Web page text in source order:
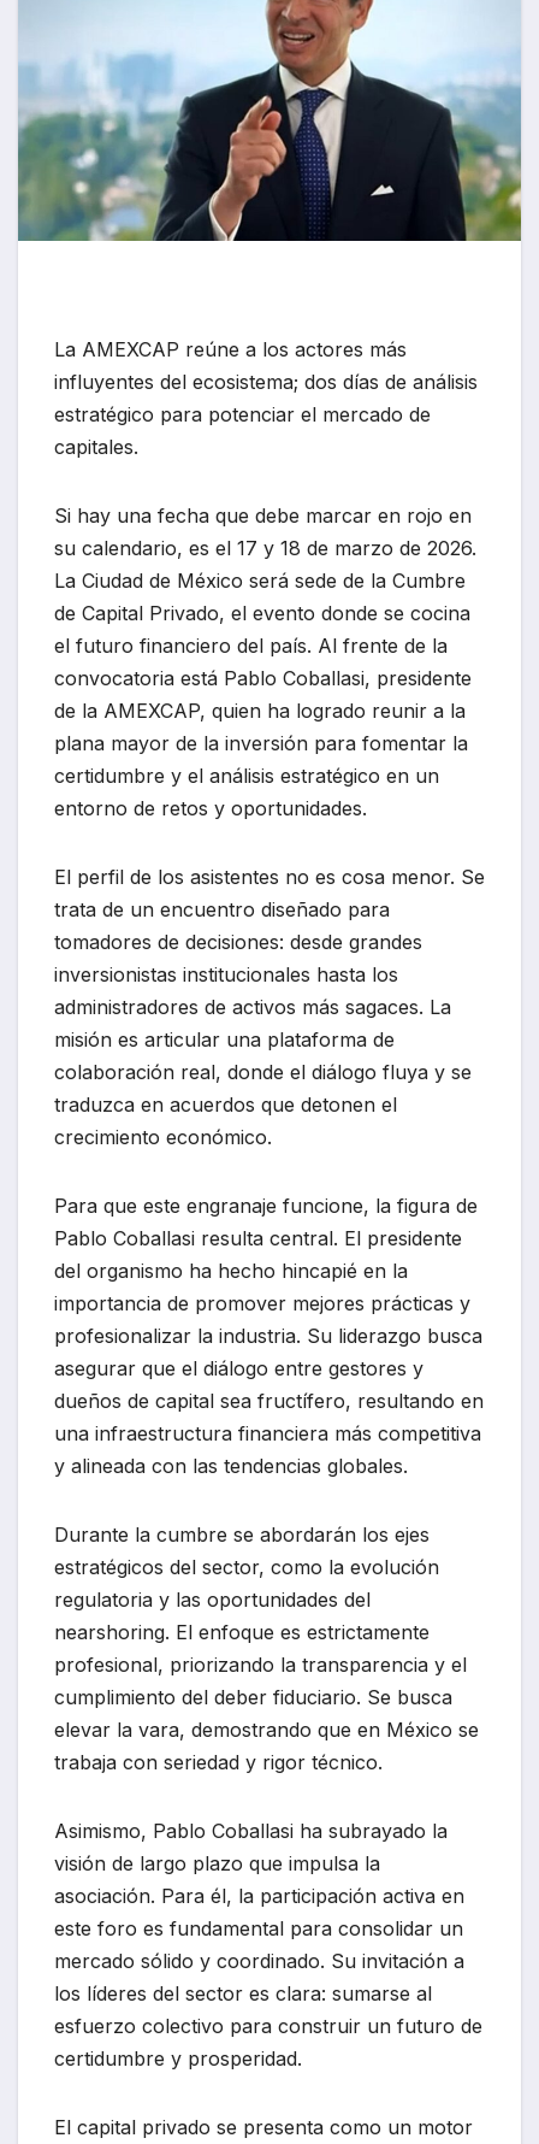
La AMEXCAP reúne a los actores más
influyentes del ecosistema; dos días de análisis
estratégico para potenciar el mercado de
capitales.
Si hay una fecha que debe marcar en rojo en
su calendario, es el 17 y 18 de marzo de 2026.
La Ciudad de México será sede de la Cumbre
de Capital Privado, el evento donde se cocina
el futuro financiero del país. Al frente de la
convocatoria está Pablo Coballasi, presidente
de la AMEXCAP, quien ha logrado reunir a la
plana mayor de la inversión para fomentar la
certidumbre y el análisis estratégico en un
entorno de retos y oportunidades.
El perfil de los asistentes no es cosa menor. Se
trata de un encuentro diseñado para
tomadores de decisiones: desde grandes
inversionistas institucionales hasta los
administradores de activos más sagaces. La
misión es articular una plataforma de
colaboración real, donde el diálogo fluya y se
traduzca en acuerdos que detonen el
crecimiento económico.
Para que este engranaje funcione, la figura de
Pablo Coballasi resulta central. El presidente
del organismo ha hecho hincapié en la
importancia de promover mejores prácticas y
profesionalizar la industria. Su liderazgo busca
asegurar que el diálogo entre gestores y
dueños de capital sea fructífero, resultando en
una infraestructura financiera más competitiva
y alineada con las tendencias globales.
Durante la cumbre se abordarán los ejes
estratégicos del sector, como la evolución
regulatoria y las oportunidades del
nearshoring. El enfoque es estrictamente
profesional, priorizando la transparencia y el
cumplimiento del deber fiduciario. Se busca
elevar la vara, demostrando que en México se
trabaja con seriedad y rigor técnico.
Asimismo, Pablo Coballasi ha subrayado la
visión de largo plazo que impulsa la
asociación. Para él, la participación activa en
este foro es fundamental para consolidar un
mercado sólido y coordinado. Su invitación a
los líderes del sector es clara: sumarse al
esfuerzo colectivo para construir un futuro de
certidumbre y prosperidad.
El capital privado se presenta como un motor